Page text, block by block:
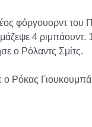
φόργουορντ
4 ριμπάουντ.
ο Ρόλαντς Σμίτς.
Ρόκας